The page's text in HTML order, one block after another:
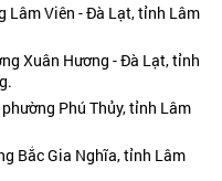
Lâm Viên - Đà Lạt, tỉnh Lâm
Xuân Hương - Đà Lạt, tỉnh
Phú Thủy, tỉnh Lâm
Bắc Gia Nghĩa, tỉnh Lâm